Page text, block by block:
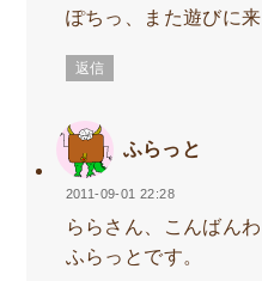
ぽちっ、また遊びに来
返信
ふらっと
2011-09-01 22:28
ららさん、こんばんわ
ふらっとです。